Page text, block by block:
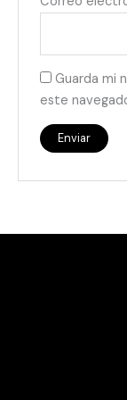
Guarda mi
este